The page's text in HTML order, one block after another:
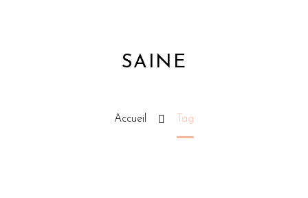
SAINE
Accueil Tag